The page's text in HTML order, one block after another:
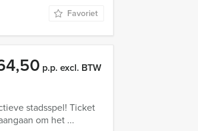
Favoriet
p.p. excl. BTW
stadsspel! Ticket
om het ...